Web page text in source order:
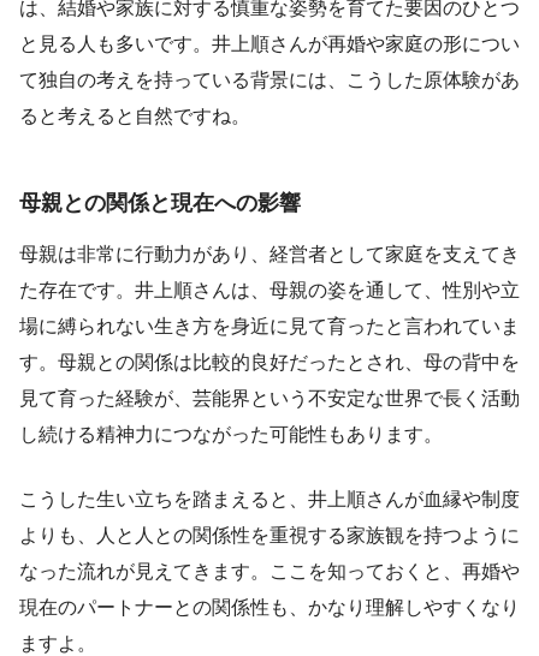
は、結婚や家族に対する慎重な姿勢を育てた要因のひとつ
と見る人も多いです。井上順さんが再婚や家庭の形につい
て独自の考えを持っている背景には、こうした原体験があ
ると考えると自然ですね。
母親との関係と現在への影響
母親は非常に行動力があり、経営者として家庭を支えてき
た存在です。井上順さんは、母親の姿を通して、性別や立
場に縛られない生き方を身近に見て育ったと言われていま
す。母親との関係は比較的良好だったとされ、母の背中を
見て育った経験が、芸能界という不安定な世界で長く活動
し続ける精神力につながった可能性もあります。
こうした生い立ちを踏まえると、井上順さんが血縁や制度
よりも、人と人との関係性を重視する家族観を持つように
なった流れが見えてきます。ここを知っておくと、再婚や
現在のパートナーとの関係性も、かなり理解しやすくなり
ますよ。